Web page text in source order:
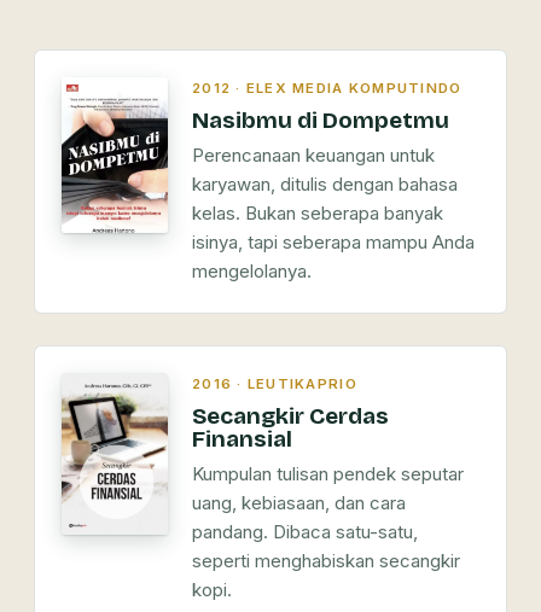
2012 · ELEX MEDIA KOMPUTINDO
Nasibmu di Dompetmu
Perencanaan keuangan untuk
karyawan, ditulis dengan bahasa
kelas. Bukan seberapa banyak
isinya, tapi seberapa mampu Anda
mengelolanya.
2016 · LEUTIKAPRIO
Secangkir Cerdas
Finansial
Kumpulan tulisan pendek seputar
uang, kebiasaan, dan cara
pandang. Dibaca satu-satu,
seperti menghabiskan secangkir
kopi.